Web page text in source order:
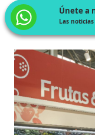
Únete a
Las